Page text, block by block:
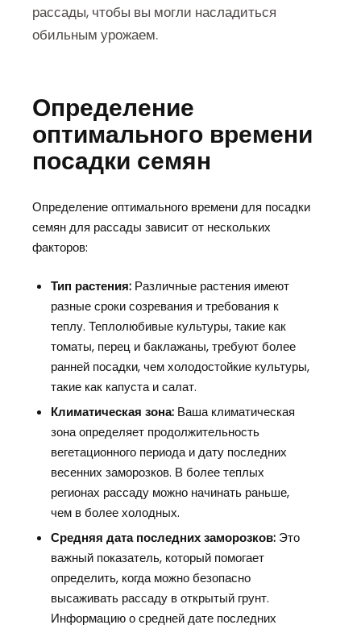
рассады, чтобы вы могли насладиться
обильным урожаем.
Определение
оптимального времени
посадки семян
Определение оптимального времени для посадки
семян для рассады зависит от нескольких
факторов:
Тип растения:Различные растения имеют
разные сроки созревания и требования к
теплу. Теплолюбивые культуры, такие как
томаты, перец и баклажаны, требуют более
ранней посадки, чем холодостойкие культуры,
такие как капуста и салат.
Климатическая зона:Ваша климатическая
зона определяет продолжительность
вегетационного периода и дату последних
весенних заморозков. В более теплых
регионах рассаду можно начинать раньше,
чем в более холодных.
Средняя дата последних заморозков:Это
важный показатель, который помогает
определить, когда можно безопасно
высаживать рассаду в открытый грунт.
Информацию о средней дате последних